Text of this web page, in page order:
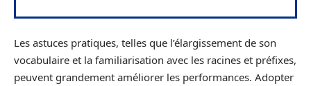
Les astuces pratiques, telles que l’élargissement de son
vocabulaire et la familiarisation avec les racines et préfixes,
peuvent grandement améliorer les performances. Adopter